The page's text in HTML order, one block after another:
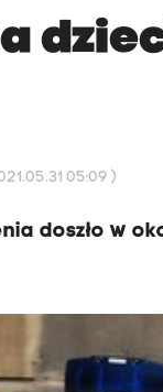
05:09 )
doszło w